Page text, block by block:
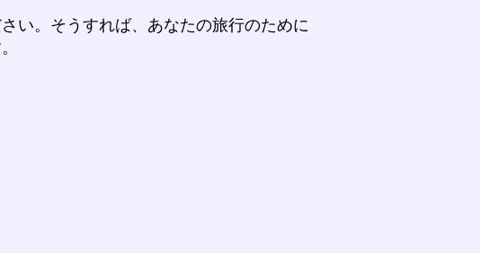
い。そうすれば、あなたの旅行のために